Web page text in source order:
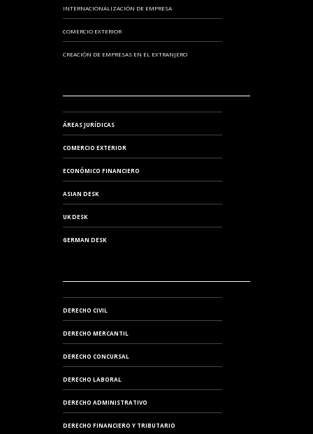
INTERNACIONALIZACIÓN DE EMPRESA
COMERCIO EXTERIOR
CREACIÓN DE EMPRESAS EN EL EXTRANJERO
ÁREAS JURÍDICAS
COMERCIO EXTERIOR
ECONÓMICO FINANCIERO
ASIAN DESK
UK DESK
GERMAN DESK
DERECHO CIVIL
DERECHO MERCANTIL
DERECHO CONCURSAL
DERECHO LABORAL
DERECHO ADMINISTRATIVO
DERECHO FINANCIERO Y TRIBUTARIO